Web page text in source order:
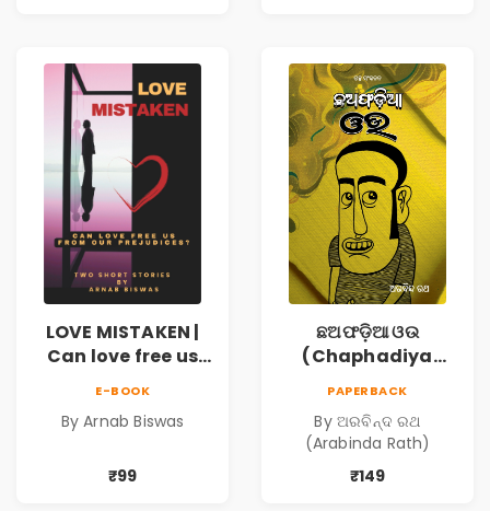
LOVE MISTAKEN |
Can love free us
E-BOOK
By Arnab Biswas
₹99
ଛଅଫଡ଼ିଆ ଓଉ
(Chaphadiya
PAPERBACK
By ଅରବିନ୍ଦ ରଥ
(Arabinda Rath)
₹149